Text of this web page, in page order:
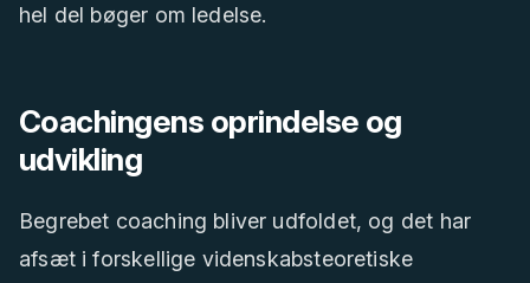
hel del bøger om ledelse.
Coachingens oprindelse og
udvikling
Begrebet coaching bliver udfoldet, og det har
afsæt i forskellige videnskabsteoretiske